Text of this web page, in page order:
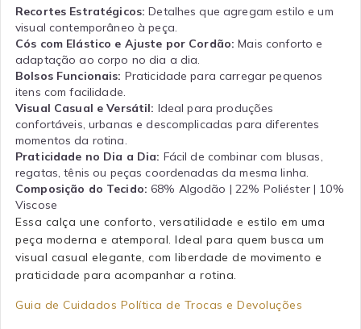
Recortes Estratégicos: Detalhes que agregam estilo e um
visual contemporâneo à peça.
Cós com Elástico e Ajuste por Cordão: Mais conforto e
adaptação ao corpo no dia a dia.
Bolsos Funcionais: Praticidade para carregar pequenos
itens com facilidade.
Visual Casual e Versátil: Ideal para produções
confortáveis, urbanas e descomplicadas para diferentes
momentos da rotina.
Praticidade no Dia a Dia: Fácil de combinar com blusas,
regatas, tênis ou peças coordenadas da mesma linha.
Composição do Tecido: 68% Algodão | 22% Poliéster | 10%
Viscose
Essa calça une conforto, versatilidade e estilo em uma
peça moderna e atemporal. Ideal para quem busca um
visual casual elegante, com liberdade de movimento e
praticidade para acompanhar a rotina.
Guia de Cuidados Política de Trocas e Devoluções